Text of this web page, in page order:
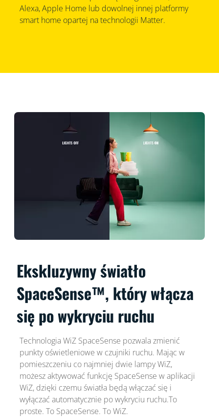
Alexa, Apple Home lub dowolnej innej platformy
smart home opartej na technologii Matter.
Ekskluzywny światło
SpaceSense™, który włącza
się po wykryciu ruchu
Technologia WiZ SpaceSense pozwala zmienić
punkty oświetleniowe w czujniki ruchu. Mając w
pomieszczeniu co najmniej dwie lampy WiZ,
możesz aktywować funkcję SpaceSense w aplikacji
WiZ, dzięki czemu światła będą włączać się i
wyłączać automatycznie po wykryciu ruchu.To
proste. To SpaceSense. To WiZ.